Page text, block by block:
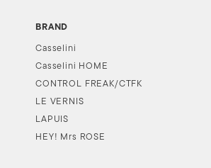
BRAND
Casselini
Casselini HOME
CONTROL FREAK/CTFK
LE VERNIS
LAPUIS
HEY! Mrs ROSE